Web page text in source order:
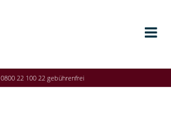
0800 22 100 22 gebührenfrei